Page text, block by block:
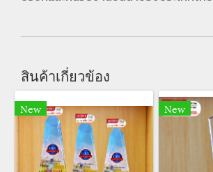
สินค้าเกี่ยวข้อง
New New